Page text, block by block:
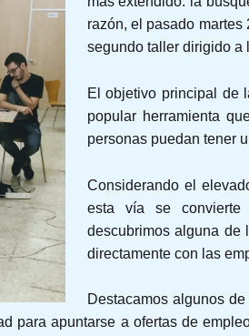
razón, el pasado martes
segundo taller dirigido a
El objetivo principal de
popular herramienta
personas puedan tener
Considerando el
esta vía se convierte
descubrimos alguna de
directamente con las
Destacamos algunos
para apuntarse a ofertas de